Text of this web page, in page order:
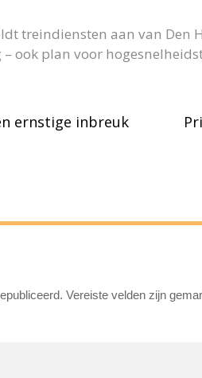
treindiensten aan van Den
ook plan voor
ernstige inbreuk
Vereiste velden zijn